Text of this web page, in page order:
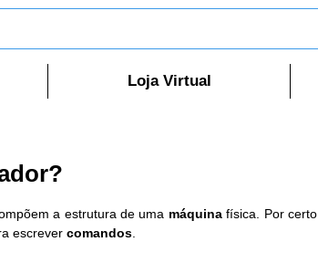
Loja Virtual
a estrutura de uma máquina física. Por certo,
escrever comandos